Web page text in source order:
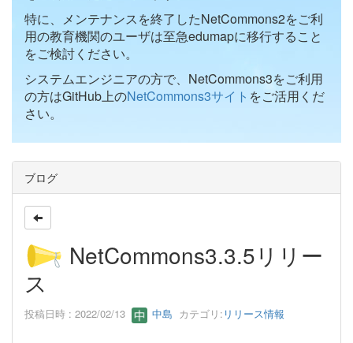
特に、メンテナンスを終了したNetCommons2をご利
用の教育機関のユーザは至急edumapに移行すること
をご検討ください。
システムエンジニアの方で、NetCommons3をご利用
の方はGitHub上のNetCommons3サイト をご活用くだ
さい。
ブログ
NetCommons3.3.5リリー
ス
投稿日時 : 2022/02/13 中島 カテゴリ: リリース情報